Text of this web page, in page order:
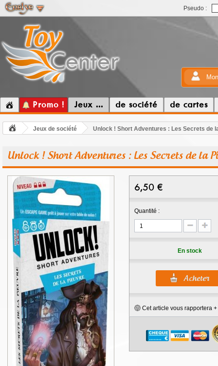
Pseudo :
Promo ! Jeux ... de société de cartes
Jeux de société Unlock ! Short Adventures : Les Secrets de
Unlock ! Short Adventures : Les Secrets de la
6,50 €
Quantité :
En stock
Cet article vous rapportera +